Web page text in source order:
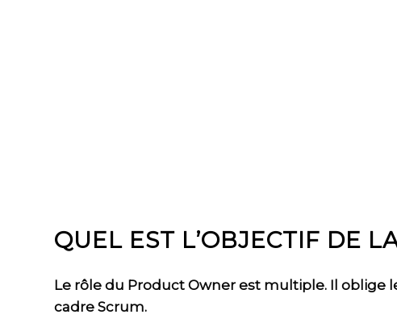
QUEL EST L’OBJECTIF DE
Le rôle du Product Owner est multiple. Il oblige
cadre Scrum.